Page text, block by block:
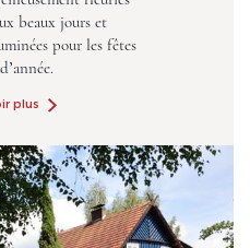
beaux jours et
pour les fêtes
plus